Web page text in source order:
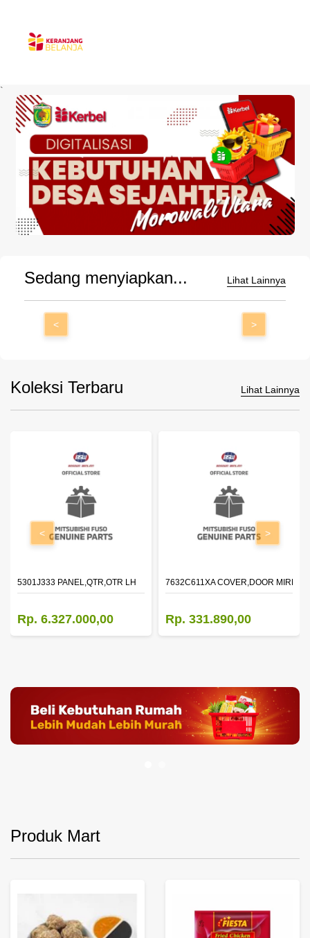
`
Sedang menyiapkan... Lihat Lainnya
< >
Koleksi Terbaru Lihat Lainnya
5301J333 PANEL,QTR,OTR LH
Rp. 6.327.000,00
7632C611XA COVER,DOOR
Rp. 331.890,00
< >
Produk Mart